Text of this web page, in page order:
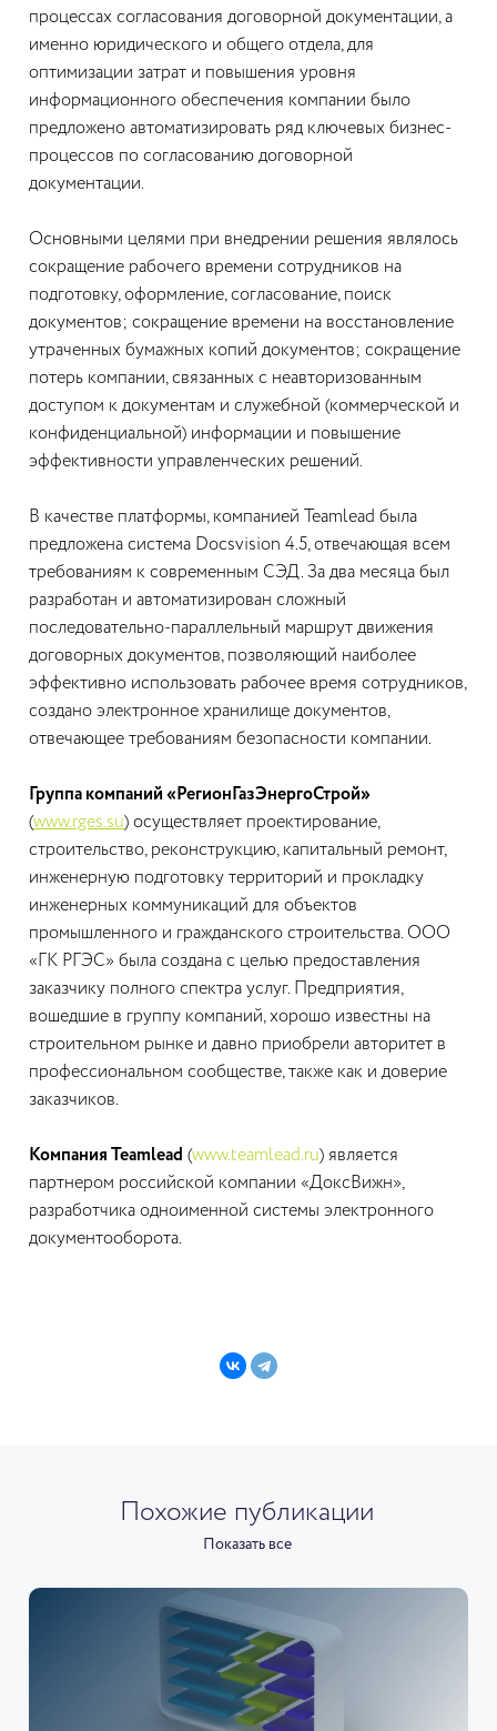
процессах согласования договорной документации, а
именно юридического и общего отдела, для
оптимизации затрат и повышения уровня
информационного обеспечения компании было
предложено автоматизировать ряд ключевых бизнес-
процессов по согласованию договорной
документации.
Основными целями при внедрении решения являлось
сокращение рабочего времени сотрудников на
подготовку, оформление, согласование, поиск
документов; сокращение времени на восстановление
утраченных бумажных копий документов; сокращение
потерь компании, связанных с неавторизованным
доступом к документам и служебной (коммерческой и
конфиденциальной) информации и повышение
эффективности управленческих решений.
В качестве платформы, компанией Teamlead была
предложена система Docsvision 4.5, отвечающая всем
требованиям к современным СЭД. За два месяца был
разработан и автоматизирован сложный
последовательно-параллельный маршрут движения
договорных документов, позволяющий наиболее
эффективно использовать рабочее время сотрудников,
создано электронное хранилище документов,
отвечающее требованиям безопасности компании.
Группа компаний «РегионГазЭнергоСтрой»
(www.rges.su) осуществляет проектирование,
строительство, реконструкцию, капитальный ремонт,
инженерную подготовку территорий и прокладку
инженерных коммуникаций для объектов
промышленного и гражданского строительства. ООО
«ГК РГЭС» была создана с целью предоставления
заказчику полного спектра услуг. Предприятия,
вошедшие в группу компаний, хорошо известны на
строительном рынке и давно приобрели авторитет в
профессиональном сообществе, также как и доверие
заказчиков.
Компания Teamlead (www.teamlead.ru) является
партнером российской компании «ДоксВижн»,
разработчика одноименной системы электронного
документооборота.
Похожие публикации
Показать все